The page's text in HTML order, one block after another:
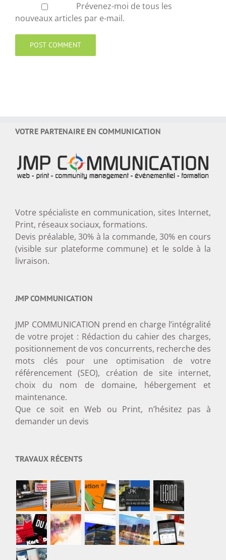
Prévenez-moi de tous les
nouveaux articles par e-mail.
VOTRE PARTENAIRE EN COMMUNICATION
Votre spécialiste en communication, sites Internet,
Print, réseaux sociaux, formations.
Devis préalable, 30% à la commande, 30% en cours
(visible sur plateforme commune) et le solde à la
livraison.
JMP COMMUNICATION
JMP COMMUNICATION prend en charge l’intégralité
de votre projet : Rédaction du cahier des charges,
positionnement de vos concurrents, recherche des
mots clés pour une optimisation de votre
référencement (SEO), création de site internet,
choix du nom de domaine, hébergement et
maintenance.
Que ce soit en Web ou Print, n’hésitez pas à
demander un devis
TRAVAUX RÉCENTS